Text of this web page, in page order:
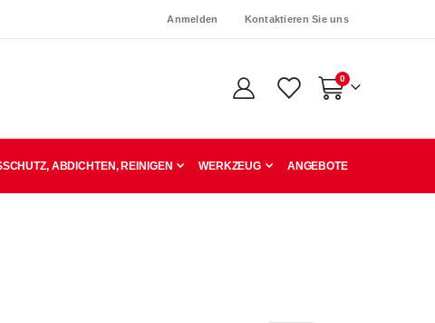
Anmelden Kontaktieren Sie uns
Warenkorb
0Artikel
ABDICHTEN, REINIGEN WERKZEUG ANGEBOTE